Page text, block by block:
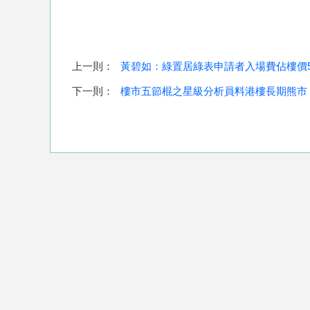
上一則： 黃碧如：綠置居綠表申請者入場費佔樓價
下一則： 樓市五節棍之星級分析員料港樓長期熊市